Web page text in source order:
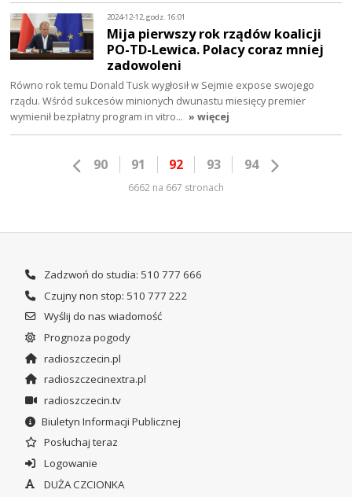
2024-12-12, godz. 16:01
Mija pierwszy rok rządów koalicji
PO-TD-Lewica. Polacy coraz mniej
zadowoleni
Równo rok temu Donald Tusk wygłosił w Sejmie expose swojego
rządu. Wśród sukcesów minionych dwunastu miesięcy premier
wymienił bezpłatny program in vitro… » więcej
90 91 92 93 94
6662 na 667 stronach
Zadzwoń do studia: 510 777 666
Czujny non stop: 510 777 222
Wyślij do nas wiadomość
Prognoza pogody
radioszczecin.pl
radioszczecinextra.pl
radioszczecin.tv
Biuletyn Informacji Publicznej
Posłuchaj teraz
Logowanie
DUŻA CZCIONKA